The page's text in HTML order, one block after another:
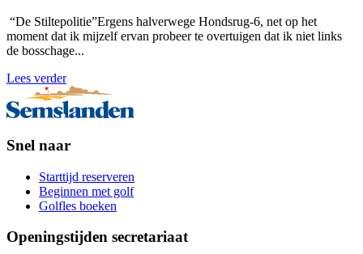
“De Stiltepolitie”Ergens halverwege Hondsrug-6, net op het
moment dat ik mijzelf ervan probeer te overtuigen dat ik niet links
de bosschage...
Lees verder
Snel naar
Starttijd reserveren
Beginnen met golf
Golfles boeken
Openingstijden secretariaat